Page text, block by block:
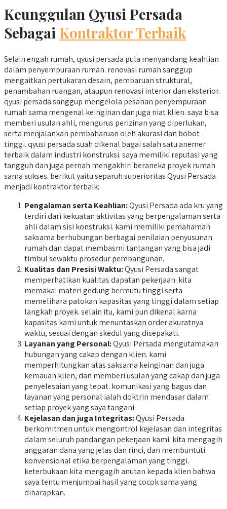
Keunggulan Qyusi Persada
Sebagai Kontraktor Terbaik
Selain engah rumah, qyusi persada pula menyandang keahlian
dalam penyempuraan rumah. renovasi rumah sanggup
mengaitkan pertukaran desain, pembaruan struktural,
penambahan ruangan, ataupun renovasi interior dan eksterior.
qyusi persada sanggup mengelola pesanan penyempuraan
rumah sama mengenal keinginan dan juga niat klien. saya bisa
memberi usulan ahli, mengurus perizinan yang diperlukan,
serta menjalankan pembaharuan oleh akurasi dan bobot
tinggi. qyusi persada suah dikenal bagai salah satu anemer
terbaik dalam industri konstruksi. saya memiliki reputasi yang
tangguh dan juga pernah mengakhiri beraneka proyek rumah
sama sukses. berikut yaitu separuh superioritas Qyusi Persada
menjadi kontraktor terbaik:
Pengalaman serta Keahlian:Qyusi Persada ada kru yang
terdiri dari kekuatan aktivitas yang berpengalaman serta
ahli dalam sisi konstruksi. kami memiliki pemahaman
saksama berhubungan berbagai penilaian penyusunan
rumah dan dapat membasmi tantangan yang bisa jadi
timbul sewaktu prosedur pembangunan.
Kualitas dan Presisi Waktu:Qyusi Persada sangat
memperhatikan kualitas dapatan pekerjaan. kita
memakai materi gedung bermutu tinggi serta
memelihara patokan kapasitas yang tinggi dalam setiap
langkah proyek. selain itu, kami pun dikenal karna
kapasitas kami untuk menuntaskan order akuratnya
waktu, sesuai dengan skedul yang disepakati.
Layanan yang Personal:Qyusi Persada mengutamakan
hubungan yang cakap dengan klien. kami
memperhitungkan atas saksama keinginan dan juga
kemauan klien, dan memberi usulan yang cakap dan juga
penyelesaian yang tepat. komunikasi yang bagus dan
layanan yang personal ialah doktrin mendasar dalam
setiap proyek yang saya tangani.
Kejelasan dan juga Integritas:Qyusi Persada
berkomitmen untuk mengontrol kejelasan dan integritas
dalam seluruh pandangan pekerjaan kami. kita mengagih
anggaran dana yang jelas dan rinci, dan membuntuti
konvensional etika berpengalaman yang tinggi.
keterbukaan kita mengagih anutan kepada klien bahwa
saya tentu menjumpai hasil yang cocok sama yang
diharapkan.